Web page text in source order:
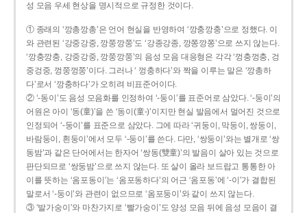
성 모음 우세 현상을 명시적으로 규정한 것이다.
① 종래의 ‘깡총깡총’은 언어 현실을 반영하여 ‘깡충깡충’으로 정했다. 이
와 관련된 ‘강중강중, 깡쭝깡쭝’도 ‘강종강종, 깡쫑깡쫑’으로 쓰지 않는다.
‘깡충깡충, 강중강중, 깡쭝깡쭝’의 음성 모음 대응형은 각각 ‘껑충껑충, 겅
중겅중, 껑쭝껑쭝’이다. 그러나 ‘ 껑충하다’와 짝을 이루는 말은 ‘깡총하
다’로서 ‘깡충하다’가 오히려 비표준어이다.
② ‘-동이’도 음성 모음화를 인정하여 ‘-둥이’를 표준어로 삼았다. ‘-둥이’의
어원은 아이 ‘동(童)’을 쓴 ‘동이(童-)’이지만 현실 발음에서 멀어진 것으로
인정되어 ‘-둥이’를 표준으로 삼았다. 그에 따라 ‘귀둥이, 막둥이, 쌍둥이,
바람둥이, 흰둥이’에서 모두 ‘-둥이’를 쓴다. 다만, ‘쌍둥이’와는 별개로 ‘쌍
동밤’과 같은 단어에서는 한자어 ‘쌍동(雙童)’의 발음이 살아 있는 것으로
판단되므로 ‘쌍둥밤’으로 쓰지 않는다. 또 살이 올라 보드랍고 통통한 아
이를 뜻하는 ‘옴포동이’는 ‘옴포동하다’의 어근 ‘옴포동’에 ‘-이’가 결합된
말로서 ‘-둥이’와 관련이 없으므로 ‘옴포둥이’와 같이 쓰지 않는다.
③ ‘발가숭이’와 마찬가지로 ‘빨가숭이’도 양성 모음 뒤에 음성 모음이 결